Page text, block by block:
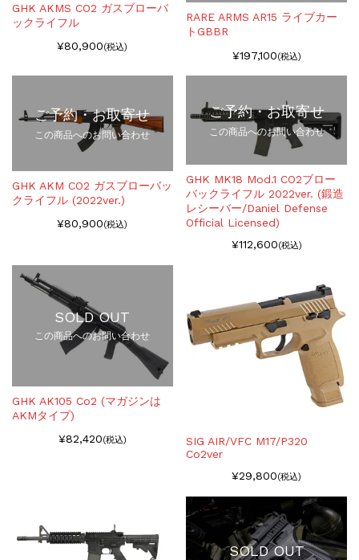
GHK AKMS CO2 ガスブローバ
ックライフル
¥80,900(税込)
RARE ARMS AR15 ライブカー
トGBBR
¥197,100(税込)
ご予約・お取寄せ
この商品へのお問い合わせ
GHK AKM CO2 ガスブローバッ
クライフル (2022ver.)
¥80,900(税込)
ご予約・お取寄せ
この商品へのお問い合わせ
GHK MK18 Mod.1 CO2ブロー
バックライフル 2022ver. (鍛造
レシーバー/Daniel Defense
Official Licensed)
¥112,600(税込)
SOLD OUT
この商品へのお問い合わせ
GHK AK105 Co2 (マガジンは
AKMタイプ)
¥82,420(税込)
SIG AIR/VFC M17/P320
Co2ver
¥29,800(税込)
SOLD OUT